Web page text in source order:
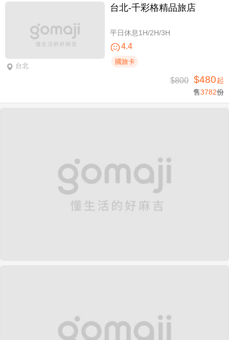
台北
台北-千彩格精品旅店
平日休息1H/2H/3H
4.4
國旅卡
$800 $480起
售3782份